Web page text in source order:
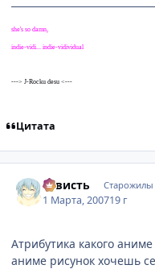
she's so damn,
indie-vidi... indie-vidividual
---> J-Rocku desu <---
Цитата
3aвисть Старожилы
1 Марта, 200719 г
Атрибутика какого
аниме рисунок хочешь